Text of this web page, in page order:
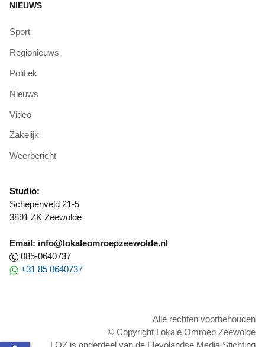
NIEUWS
Sport
Regionieuws
Politiek
Nieuws
Video
Zakelijk
Weerbericht
Studio:
Schepenveld 21-5
3891 ZK Zeewolde
Email: info@lokaleomroepzeewolde.nl
085-0640737
+31 85 0640737
Alle rechten voorbehouden
© Copyright Lokale Omroep Zeewolde